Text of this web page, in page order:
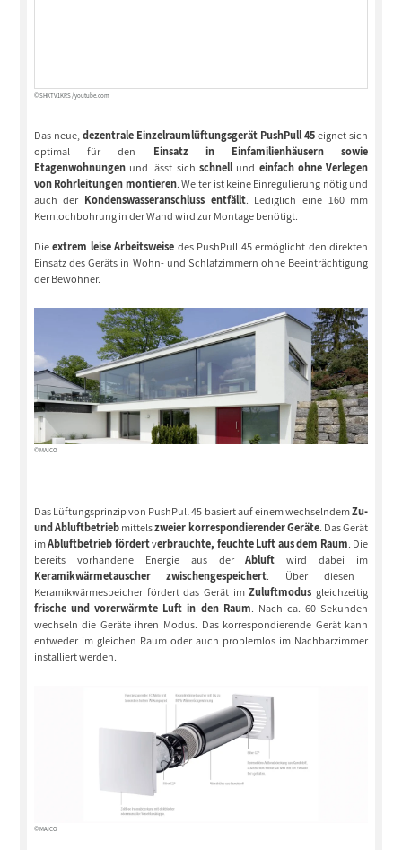
© SHKTV1KRS / youtube.com
Das neue, dezentrale Einzelraumlüftungsgerät PushPull 45eignet sich
optimal für den Einsatz in Einfamilienhäusern sowie
Etagenwohnungenund lässt sich schnellund einfach ohne Verlegen
von Rohrleitungen montieren. Weiter ist keine Einregulierung nötig und
auch der Kondenswasseranschluss entfällt. Lediglich eine 160 mm
Kernlochbohrung in der Wand wird zur Montage benötigt.
Dieextrem leise Arbeitsweise des PushPull 45 ermöglicht den direkten
Einsatz des Geräts in Wohn- und Schlafzimmern ohne Beeinträchtigung
der Bewohner.
© MAICO
Das Lüftungsprinzip von PushPull 45 basiert auf einem wechselndemZu-
und Abluftbetriebmittelszweier korrespondierender Geräte. Das Gerät
imAbluftbetrieb fördertverbrauchte, feuchte Luft aus dem Raum. Die
bereits vorhandene Energie aus derAbluft wird dabei im
Keramikwärmetauscher zwischengespeichert. Über diesen
Keramikwärmespeicher fördert das Gerät imZuluftmodus gleichzeitig
frische und vorerwärmte Luft in den Raum. Nach ca. 60 Sekunden
wechseln die Geräte ihren Modus. Das korrespondierende Gerät kann
entweder im gleichen Raum oder auch problemlos im Nachbarzimmer
installiert werden.
© MAICO